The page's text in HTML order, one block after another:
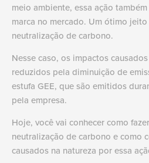
meio ambiente, essa ação
marca no mercado. Um ótimo
neutralização de carbono.
Nesse caso, os impactos
reduzidos pela diminuição de
estufa GEE, que são emitidos
pela empresa.
Hoje, você vai conhecer como
neutralização de carbono e como
causados na natureza por essa